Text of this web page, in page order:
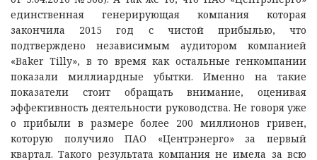
единственная генерирующая компания которая
закончила 2015 год с чистой прибылью, что
подтверждено независимым аудитором компанией
«Baker Tilly», в то время как остальные генкомпании
показали миллиардные убытки. Именно на такие
показатели стоит обращать внимание, оценивая
эффективность деятельности руководства. Не говоря уже
о прибыли в размере более 200 миллионов гривен,
которую получило ПАО «Центрэнерго» за первый
квартал. Такого результата компания не имела за всю